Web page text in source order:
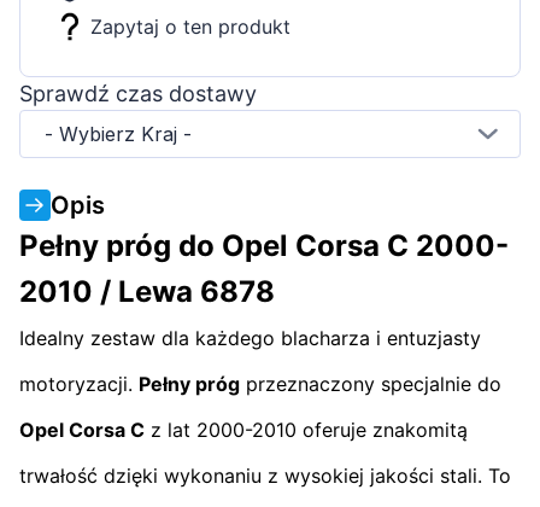
Zapytaj o ten produkt
Sprawdź czas dostawy
- Wybierz Kraj -
Opis
Pełny próg do Opel Corsa C 2000-
2010 / Lewa 6878
Idealny zestaw dla każdego blacharza i entuzjasty
motoryzacji. Pełny próg przeznaczony specjalnie do
Opel Corsa C z lat 2000-2010 oferuje znakomitą
trwałość dzięki wykonaniu z wysokiej jakości stali. To